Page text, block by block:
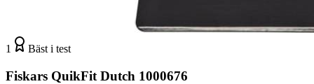
1 Bäst i test
Fiskars QuikFit Dutch 1000676